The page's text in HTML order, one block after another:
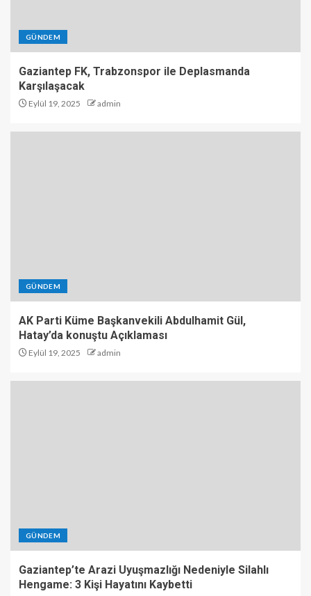
GÜNDEM
Gaziantep FK, Trabzonspor ile Deplasmanda
Karşılaşacak
Eylül 19, 2025 admin
GÜNDEM
AK Parti Küme Başkanvekili Abdulhamit Gül,
Hatay’da konuştu Açıklaması
Eylül 19, 2025 admin
GÜNDEM
Gaziantep’te Arazi Uyuşmazlığı Nedeniyle Silahlı
Hengame: 3 Kişi Hayatını Kaybetti